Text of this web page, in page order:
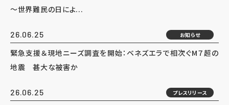
～世界難民の日によ...
26.06.25 お知らせ
緊急支援＆現地ニーズ調査を開始：ベネズエラで相次ぐM７超の
地震 甚大な被害か
26.06.25 プレスリリース